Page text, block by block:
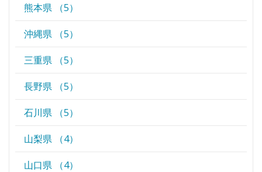
熊本県 （5）
沖縄県 （5）
三重県 （5）
長野県 （5）
石川県 （5）
山梨県 （4）
山口県 （4）